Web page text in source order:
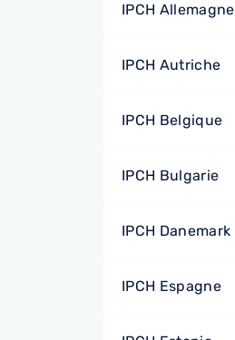
IPCH Allemagne
IPCH Autriche
IPCH Belgique
IPCH Bulgarie
IPCH Danemark
IPCH Espagne